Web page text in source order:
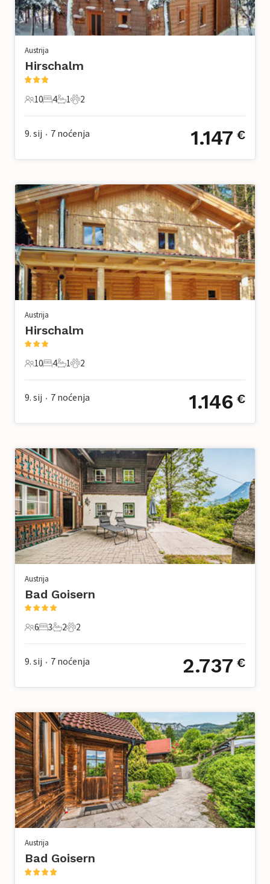
Austrija
Hirschalm
10 Gosti
10
4 Spavaće sobe
4
1 Kupaonica
1
2 Kućni ljubimac
2
9. sij • 7 noćenja 1.147 €
Austrija
Hirschalm
10 Gosti
10
4 Spavaće sobe
4
1 Kupaonica
1
2 Kućni ljubimac
2
9. sij • 7 noćenja 1.146 €
Austrija
Bad Goisern
6 Gosti
6
3 Spavaće sobe
3
2 Kupaonice
2
2 Kućni ljubimac
2
9. sij • 7 noćenja 2.737 €
Austrija
Bad Goisern